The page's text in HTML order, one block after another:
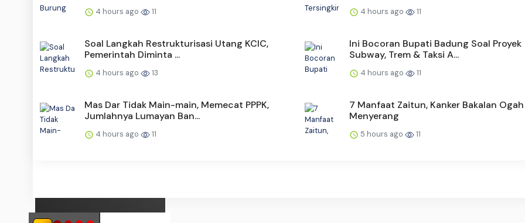
4 hours ago 11 4 hours ago 11
Soal Langkah Restrukturisasi Utang KCIC,
Pemerintah Diminta ...
4 hours ago 13
Ini Bocoran Bupati Badung Soal Proyek
Subway, Trem & Taksi A...
4 hours ago 11
Mas Dar Tidak Main-main, Memecat PPPK,
Jumlahnya Lumayan Ban...
4 hours ago 11
7 Manfaat Zaitun, Kanker Bakalan Ogah
Menyerang
5 hours ago 11